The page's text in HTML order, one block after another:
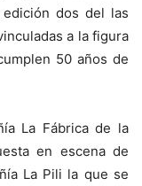
dos del las
a la figura
50 años de
La Fábrica de la
en escena de
La Pili la que se